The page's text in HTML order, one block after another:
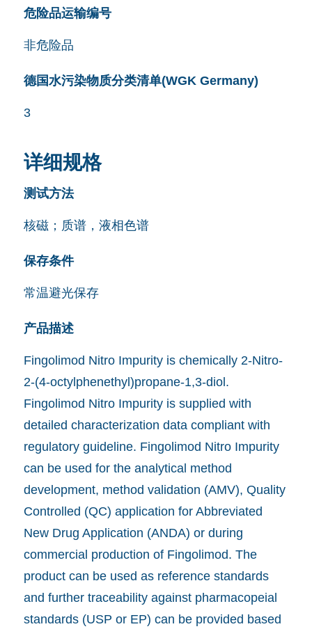
危险品运输编号
非危险品
德国水污染物质分类清单(WGK Germany)
3
详细规格
测试方法
核磁；质谱，液相色谱
保存条件
常温避光保存
产品描述
Fingolimod Nitro Impurity is chemically 2-Nitro-
2-(4-octylphenethyl)propane-1,3-diol.
Fingolimod Nitro Impurity is supplied with
detailed characterization data compliant with
regulatory guideline. Fingolimod Nitro Impurity
can be used for the analytical method
development, method validation (AMV), Quality
Controlled (QC) application for Abbreviated
New Drug Application (ANDA) or during
commercial production of Fingolimod. The
product can be used as reference standards
and further traceability against pharmacopeial
standards (USP or EP) can be provided based